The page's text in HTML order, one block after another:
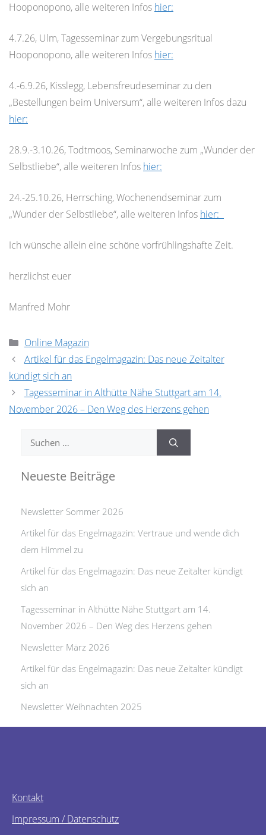
Hooponopono, alle weiteren Infos hier:
4.7.26, Ulm, Tagesseminar zum Vergebungsritual
Hooponopono, alle weiteren Infos hier:
4.-6.9.26, Kisslegg, Lebensfreudeseminar zu den
„Bestellungen beim Universum“, alle weiteren Infos dazu
hier:
28.9.-3.10.26, Todtmoos, Seminarwoche zum „Wunder der
Selbstliebe“, alle weiteren Infos hier:
24.-25.10.26, Herrsching, Wochenendseminar zum
„Wunder der Selbstliebe“, alle weiteren Infos hier:
Ich wünsche allein eine schöne vorfrühlingshafte Zeit.
herzlichst euer
Manfred Mohr
Kategorien
Online Magazin
Artikel für das Engelmagazin: Das neue Zeitalter
kündigt sich an
Tagesseminar in Althütte Nähe Stuttgart am 14.
November 2026 – Den Weg des Herzens gehen
Suchen
Neueste Beiträge
Newsletter Sommer 2026
Artikel für das Engelmagazin: Vertraue und wende dich
dem Himmel zu
Artikel für das Engelmagazin: Das neue Zeitalter kündigt
sich an
Tagesseminar in Althütte Nähe Stuttgart am 14.
November 2026 – Den Weg des Herzens gehen
Newsletter März 2026
Artikel für das Engelmagazin: Das neue Zeitalter kündigt
sich an
Newsletter Weihnachten 2025
Kontakt
Impressum / Datenschutz